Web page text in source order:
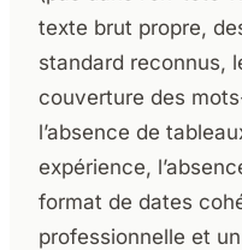
texte brut propre,
standard reconnus,
couverture des
l’absence de
expérience,
format de dates
professionnelle et